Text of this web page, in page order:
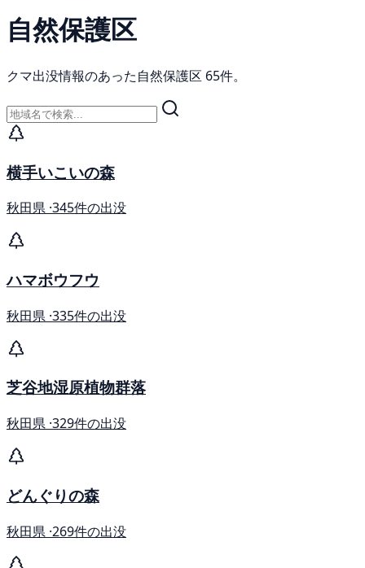
自然保護区
クマ出没情報のあった自然保護区 65件。
横手いこいの森
秋田県 ·345件の出没
ハマボウフウ
秋田県 ·335件の出没
芝谷地湿原植物群落
秋田県 ·329件の出没
どんぐりの森
秋田県 ·269件の出没